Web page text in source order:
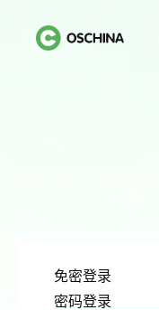
免密登录
密码登录